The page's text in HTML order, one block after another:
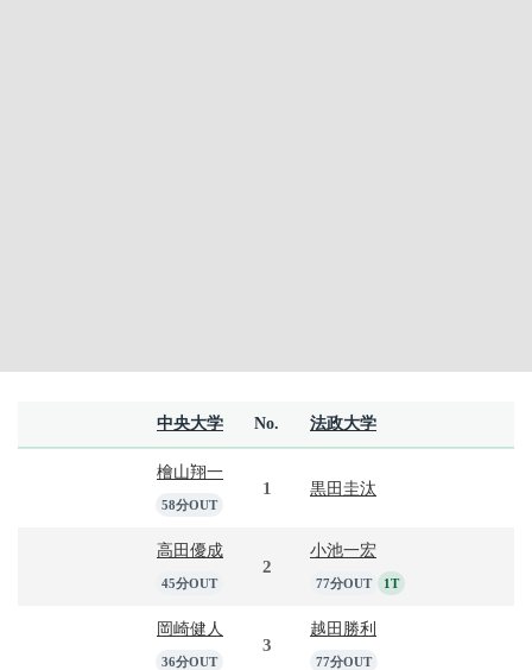
中央大学 No. 法政大学
檜山翔一
58分OUT
1 黒田圭汰
高田優成
45分OUT
2
小池一宏
77分OUT 1T
岡崎健人
36分OUT
3
越田勝利
77分OUT